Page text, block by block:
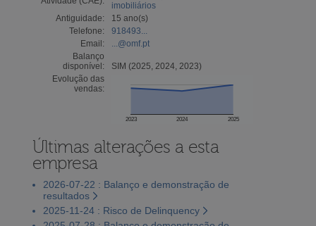
imobiliários
Antiguidade:
15 ano(s)
Telefone:
918493...
Email:
...@omf.pt
Balanço
disponível:
SIM (2025, 2024, 2023)
Evolução das
vendas:
2023 2024 2025
Últimas alterações a esta
empresa
2026-07-22 : Balanço e demonstração de
resultados
2025-11-24 : Risco de Delinquency